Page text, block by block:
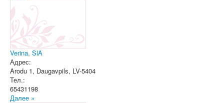
Verina, SlA
Адрес:
Arodu 1, Daugavpils, LV-5404
Тел.:
65431198
Далее »